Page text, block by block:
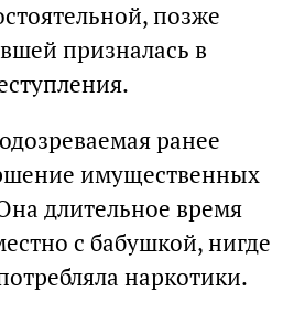
позже
призналась в
ранее
имущественных
длительное время
с бабушкой, нигде
наркотики.